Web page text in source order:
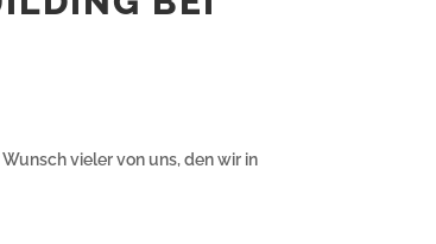
vieler von uns, den wir in